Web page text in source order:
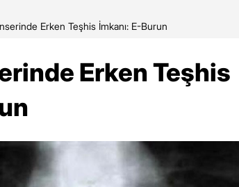
Erken Teşhis İmkanı: E-Burun
Erken Teşhis